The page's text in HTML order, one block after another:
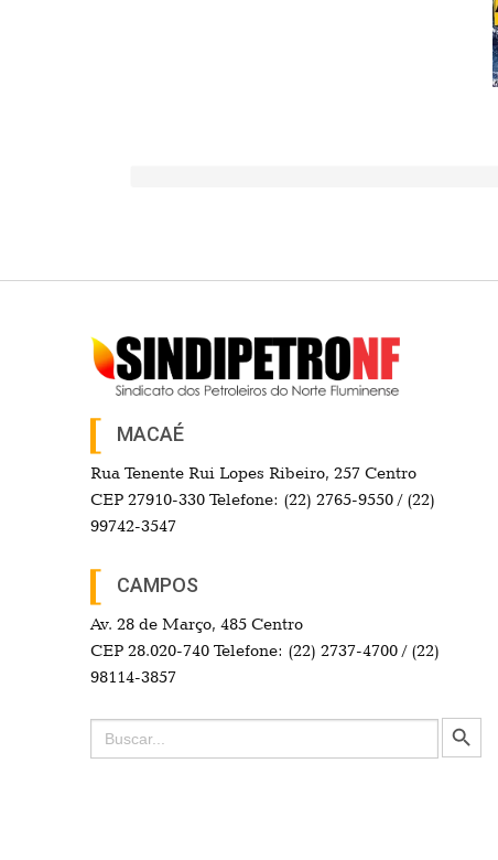
MACAÉ
Rua Tenente Rui Lopes Ribeiro, 257 Centro
CEP 27910-330 Telefone: (22) 2765-9550 / (22)
99742-3547
CAMPOS
Av. 28 de Março, 485 Centro
CEP 28.020-740 Telefone: (22) 2737-4700 / (22)
98114-3857
Search
for:
Search Button